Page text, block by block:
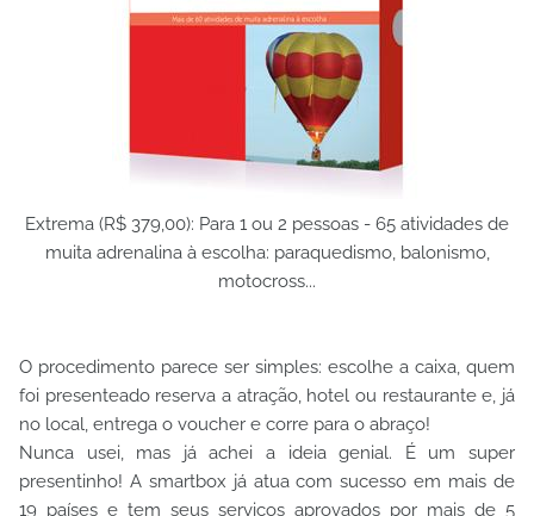
Extrema (R$ 379,00): Para 1 ou 2 pessoas - 65 atividades de
muita adrenalina à escolha: paraquedismo, balonismo,
motocross...
O procedimento parece ser simples: escolhe a caixa, quem
foi presenteado reserva a atração, hotel ou restaurante e, já
no local, entrega o voucher e corre para o abraço!
Nunca usei, mas já achei a ideia genial. É um super
presentinho! A smartbox já atua com sucesso em mais de
19 países e tem seus serviços aprovados por mais de 5